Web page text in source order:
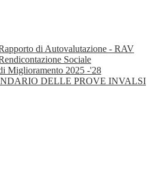
di Autovalutazione - RAV
Sociale
Miglioramento 2025 -'28
DELLE PROVE INVALSI